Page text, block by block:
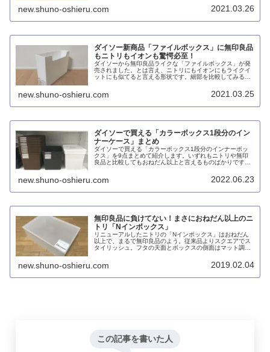
new.shuno-oshieru.com 2021.03.26
ダイソー新商品「ファイルボックス」に無印良品
もニトリもイオンも驚愕必至！
ダイソーから無印良品ライクな「ファイルボックス」が発
売されました。とは言え、ニトリにもイオンにもライクイ
ットにも似てると言える形状です。細部を比較してみる
う感じではなく、品質的には遜色ありません。むしろコス
パ良いです。強いて言えばワイドやダブルというサイズが
new.shuno-oshieru.com 2021.03.25
ダイソーで買える「カラーボックス1段分のイン
ナーケース」まとめ
ダイソーで買える「カラーボックス1段分のインナーボッ
クス」を9点まとめて紹介します。いずれもニトリや無印
良品と比較してもおねだん以上と言えるものばかりです。
new.shuno-oshieru.com 2022.06.23
無印良品に負けてない！まさにおねだん以上のニ
トリ「Nインボックス」
リニューアルしたニトリの「Nインボックス」はおねだん
以上で、まるで無印良品のよう。従来品よりスクエアでス
タイリッシュ。フタの天面とボックスの側面はマット調に
new.shuno-oshieru.com 2019.02.04
この記事を書いた人